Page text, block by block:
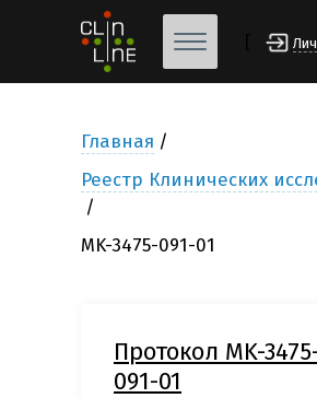
Главная
Реестр Клинических
MK-3475-091-01
Протокол MK-
091-01